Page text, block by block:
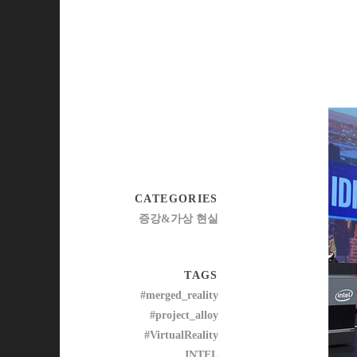
CATEGORIES
증강&가상 현실
TAGS
#merged_reality
#project_alloy
#VirtualReality